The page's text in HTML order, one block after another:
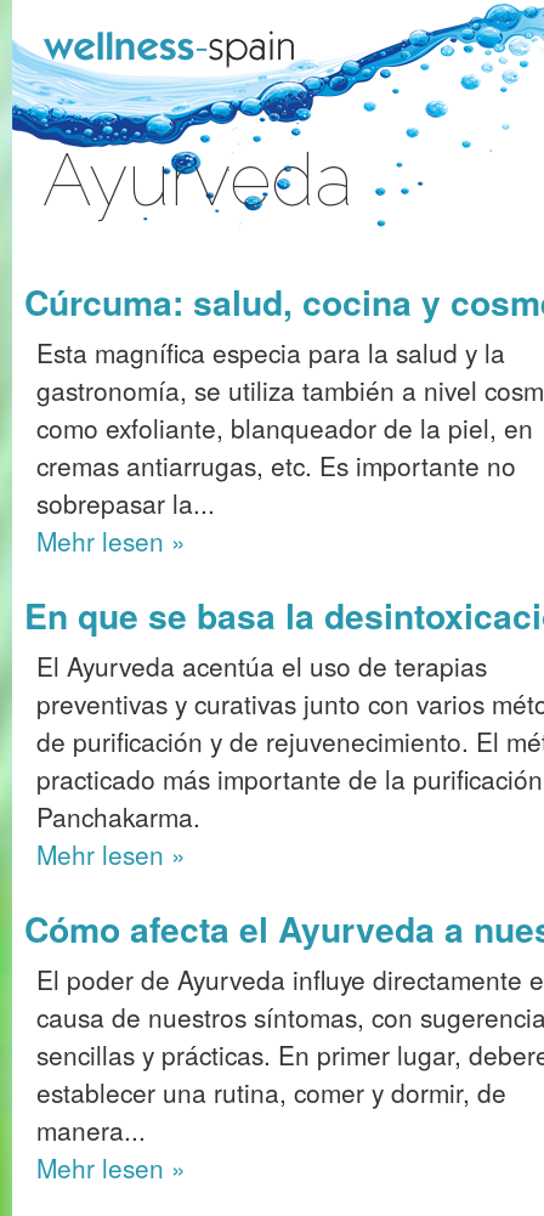
Ayurveda
Cúrcuma: salud, cocina y
Esta magnífica especia para la salud y la
gastronomía, se utiliza también a nivel
como exfoliante, blanqueador de la piel, en
cremas antiarrugas, etc. Es importante no
sobrepasar la...
Mehr lesen »
En que se basa la
El Ayurveda acentúa el uso de terapias
preventivas y curativas junto con varios
de purificación y de rejuvenecimiento. El
practicado más importante de la
Panchakarma.
Mehr lesen »
Cómo afecta el Ayurveda a
El poder de Ayurveda influye directamente
causa de nuestros síntomas, con
sencillas y prácticas. En primer lugar,
establecer una rutina, comer y dormir, de
manera...
Mehr lesen »